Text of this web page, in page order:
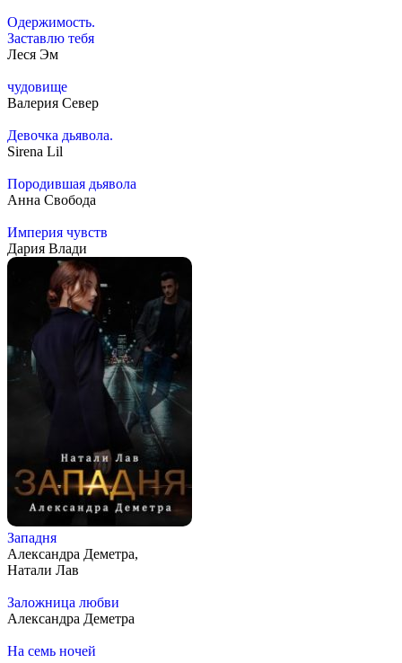
Одержимость.
Заставлю тебя
Леся Эм
чудовище
Валерия Север
Девочка дьявола.
Sirena Lil
Породившая дьявола
Анна Свобода
Империя чувств
Дария Влади
Западня
Александра Деметра,
Натали Лав
Заложница любви
Александра Деметра
На семь ночей